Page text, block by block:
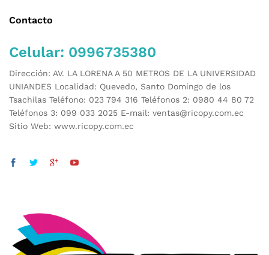
Contacto
Celular: 0996735380
Dirección: AV. LA LORENA A 50 METROS DE LA UNIVERSIDAD
UNIANDES Localidad: Quevedo, Santo Domingo de los
Tsachilas Teléfono: 023 794 316 Teléfonos 2: 0980 44 80 72
Teléfonos 3: 099 033 2025 E-mail: ventas@ricopy.com.ec
Sitio Web: www.ricopy.com.ec